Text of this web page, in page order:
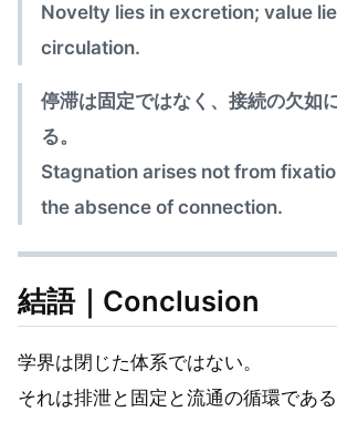
Novelty lies in excretion; value
circulation.
停滞は固定ではなく、接続の欠如
る。
Stagnation arises not from
the absence of connection.
結語｜Conclusion
学界は閉じた体系ではない。
それは排泄と固定と流通の循環である